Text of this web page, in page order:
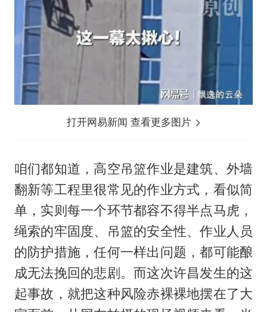
打开网易新闻 查看更多图片
咱们都知道，高空吊篮作业是建筑、外墙
翻新等工程里很常见的作业方式，看似简
单，实则每一个环节都容不得半点马虎，
绳索的牢固度、吊篮的安全性、作业人员
的防护措施，任何一样出问题，都可能酿
成无法挽回的悲剧。而这次许昌发生的这
起事故，就把这种风险赤裸裸地摆在了大